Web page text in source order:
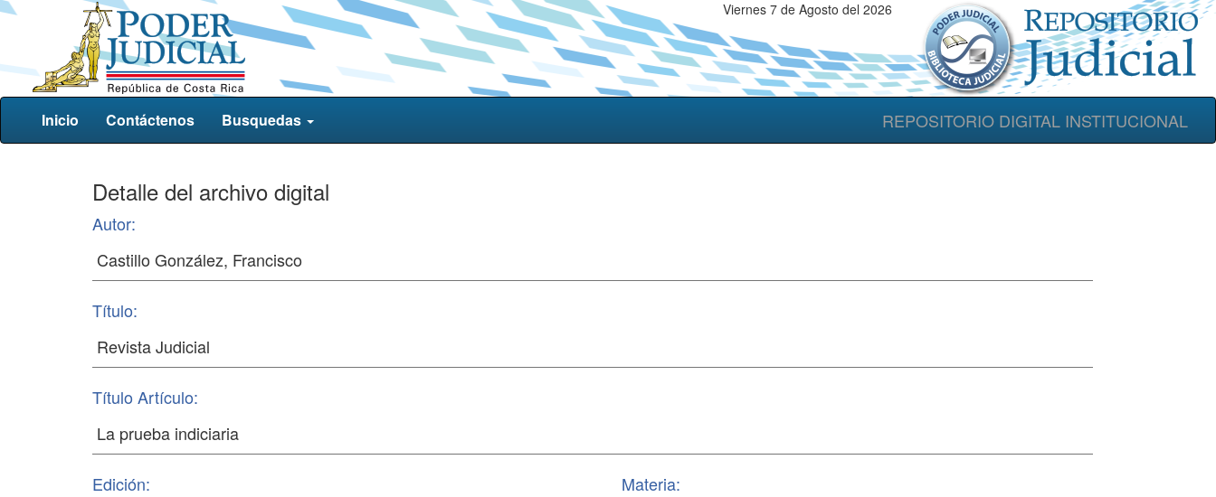
Viernes 7 de Agosto del 2026
REPOSITORIO DIGITAL INSTITUCIONAL
Inicio Contáctenos Busquedas
Detalle del archivo digital
Autor:
Título:
Título Artículo:
Edición: Materia: